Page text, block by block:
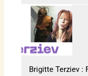
Brigitte Terziev :